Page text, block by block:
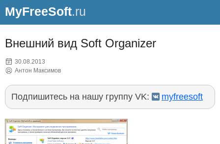
MyFreeSoft.ru
Внешний вид Soft Organizer
30.08.2013
Антон Максимов
Подпишитесь на нашу группу VK: myfreesoft